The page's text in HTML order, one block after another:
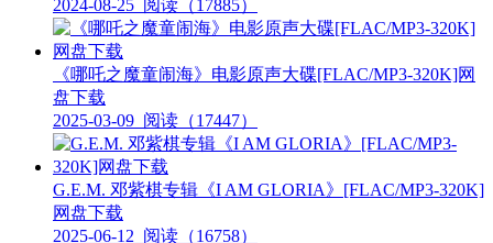
2024-08-25 阅读（17885）
《哪吒之魔童闹海》电影原声大碟[FLAC/MP3-320K]网
盘下载
2025-03-09 阅读（17447）
G.E.M. 邓紫棋专辑《I AM GLORIA》[FLAC/MP3-320K]
网盘下载
2025-06-12 阅读（16758）